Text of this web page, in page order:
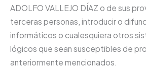
ADOLFO VALLEJO DÍAZ o de sus
terceras personas, introducir o
informáticos o cualesquiera otros
lógicos que sean susceptibles de
anteriormente mencionados.